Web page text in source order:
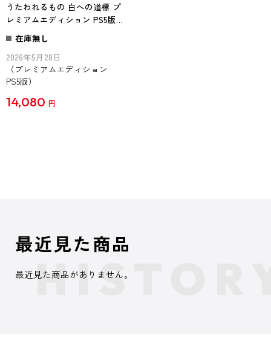
うたわれるもの 白への道標 プ
レミアムエディション PS5版
（エビテン限定特典付き）
在庫無し
2026年5月28日
（プレミアムエディション
PS5版）
14,080 円
最近見た商品
最近見た商品がありません。